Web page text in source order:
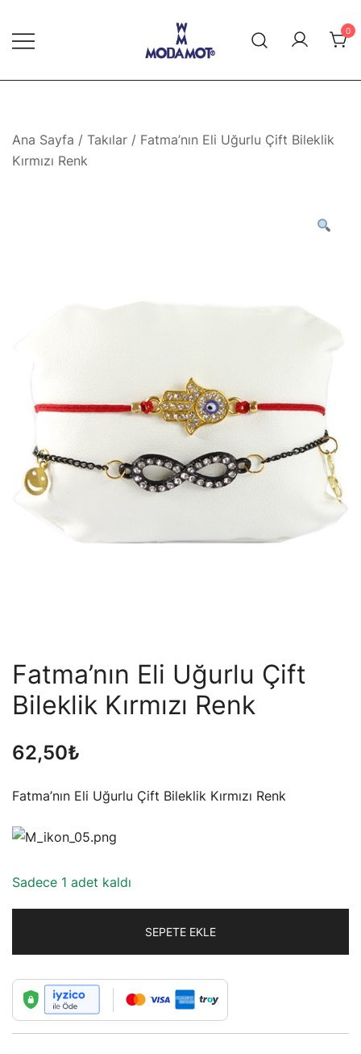
content
Modamot E-Ticaret
0
Ana Sayfa / Takılar / Fatma’nın Eli Uğurlu Çift Bileklik
Kırmızı Renk
Fatma’nın Eli Uğurlu Çift
Bileklik Kırmızı Renk
62,50₺
Fatma’nın Eli Uğurlu Çift Bileklik Kırmızı Renk
Sadece 1 adet kaldı
SEPETE EKLE